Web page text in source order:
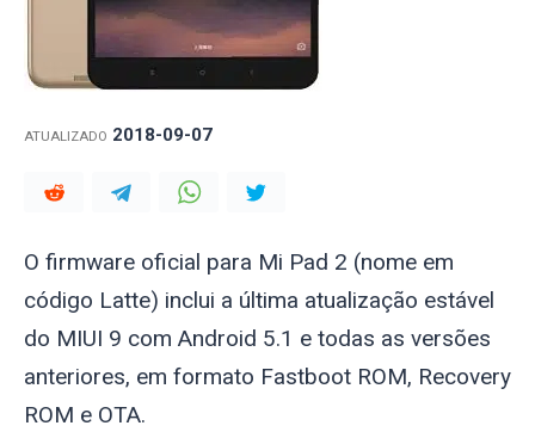
ATUALIZADO 2018-09-07
O firmware oficial para Mi Pad 2 (nome em
código Latte) inclui a última atualização estável
do MIUI 9 com Android 5.1 e todas as versões
anteriores, em formato Fastboot ROM, Recovery
ROM e OTA.